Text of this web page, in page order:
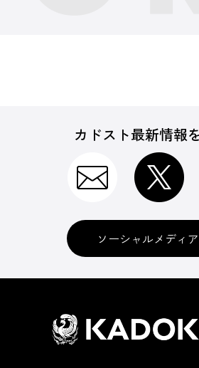
カドスト最新情報
ソーシャルメディ